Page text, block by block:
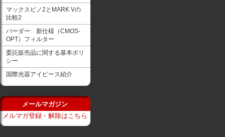
マックスビノ2とMARK Vの
比較2
バーダー 新仕様（CMOS-
OPT）フィルター
委託販売品に関する基本ポリ
シー
国際光器アイピース紹介
メールマガジン
メルマガ登録・解除はこちら